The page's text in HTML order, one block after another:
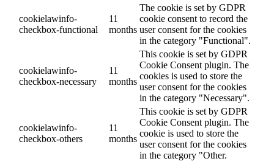
cookielawinfo-
checkbox-functional
11
months
The cookie is set by GDPR
cookie consent to record the
user consent for the cookies
in the category "Functional".
cookielawinfo-
checkbox-necessary
11
months
This cookie is set by GDPR
Cookie Consent plugin. The
cookies is used to store the
user consent for the cookies
in the category "Necessary".
cookielawinfo-
checkbox-others
11
months
This cookie is set by GDPR
Cookie Consent plugin. The
cookie is used to store the
user consent for the cookies
in the category "Other.